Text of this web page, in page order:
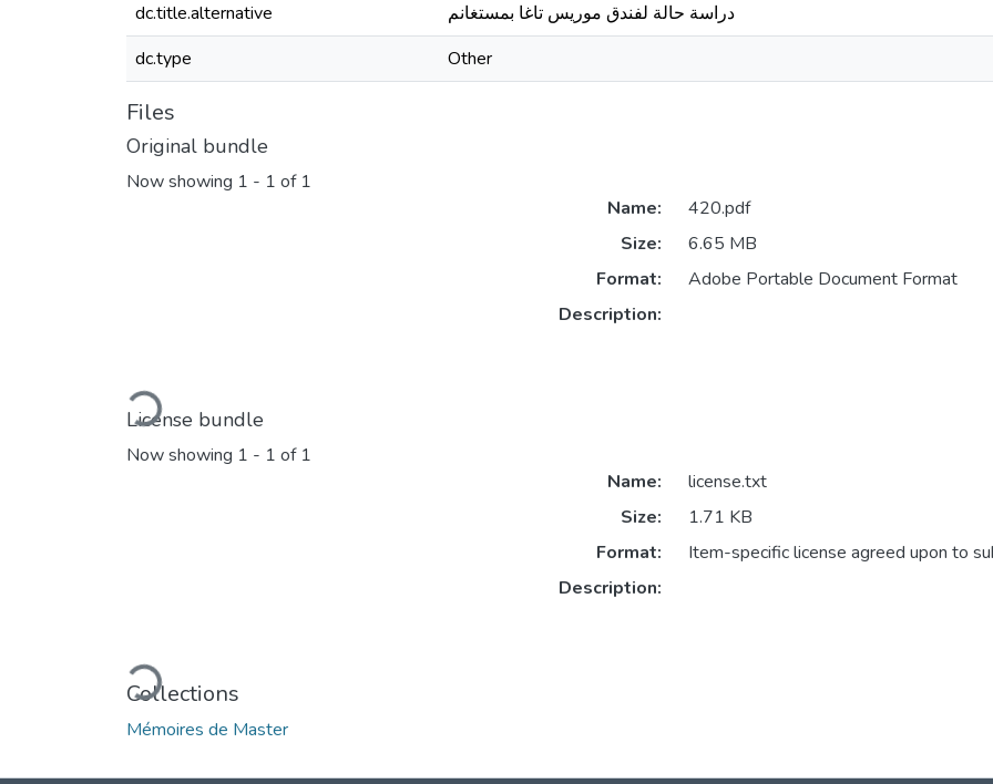
dc.title.alternative
دراسة حالة لفندق موريس تاغا بمستغانم
dc.type
Other
Files
Original bundle
Now showing 1 - 1 of 1
Loading...
Name:
420.pdf
Size:
6.65 MB
Format:
Adobe Portable Document Format
Description:
License bundle
Now showing 1 - 1 of 1
Loading...
Name:
license.txt
Size:
1.71 KB
Format:
Item-specific license agreed upon to
Description:
Collections
Mémoires de Master